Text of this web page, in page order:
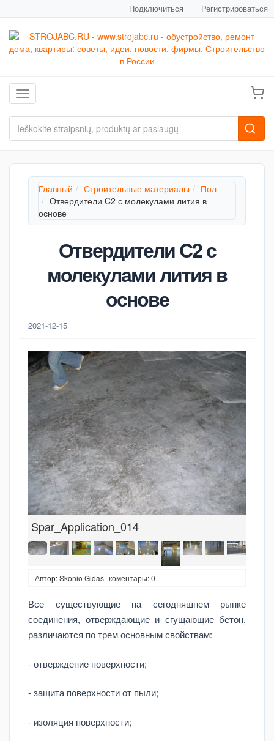
Подключиться Регистрироваться
Toggle navigation
Главный Строительные материалы
Пол
Отвердители C2 с молекулами лития в
основе
Отвердители C2 с
молекулами лития в
основе
2021-12-15
Spar_Application_014
Автор: Skonio Gidas коментары: 0
Все существующие на сегодняшнем рынке
соединения, отверждающие и сгущающие бетон,
различаются по трем основным свойствам:
- отверждение поверхности;
- защита поверхности от пыли;
- изоляция поверхности;